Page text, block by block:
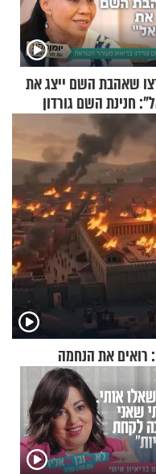
שאהבת השם ייצג את
חנינת השם גורדון
מעורר השראה
את הנחמה